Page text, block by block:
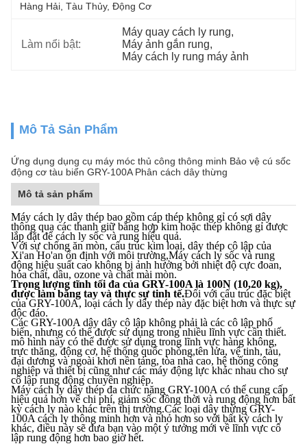
Hàng Hải, Tàu Thủy, Động Cơ
Làm nổi bật:
Máy quay cách ly rung,
Máy ảnh gắn rung,
Máy cách ly rung máy ảnh
Mô Tả Sản Phẩm
Ứng dụng dụng cụ máy móc thủ công thông minh Bảo vệ cú sốc
động cơ tàu biển GRY-100A Phân cách dây thừng
Mô tả sản phẩm
Máy cách ly dây thép bao gồm cáp thép không gỉ có sợi dây
thông qua các thanh giữ bằng hợp kim hoặc thép không gỉ được
lắp đặt để cách ly sốc và rung hiệu quả.
Với sự chống ăn mòn, cấu trúc kim loại, dây thép cô lập của
Xi'an Ho'an ổn định với môi trường,Máy cách ly sốc và rung
động hiệu suất cao không bị ảnh hưởng bởi nhiệt độ cực đoan,
hóa chất, dầu, ozone và chất mài mòn.
Trọng lượng tĩnh tối đa của GRY-100A là 100N (10,20 kg),
được làm bằng tay và thực sự tinh tế.Đối với cấu trúc đặc biệt
của GRY-100A, loại cách ly dây thép này đặc biệt hơn và thực sự
độc đáo.
Các GRY-100A dây dây cô lập không phải là các cô lập phổ
biến, nhưng có thể được sử dụng trong nhiều lĩnh vực cần thiết.
mô hình này có thể được sử dụng trong lĩnh vực hàng không,
trực thăng, động cơ, hệ thống quốc phòng,tên lửa, vệ tinh, tàu,
đại dương và ngoài khơi nền tảng, tòa nhà cao, hệ thống công
nghiệp và thiết bị cũng như các máy động lực khác nhau cho sự
cô lập rung động chuyên nghiệp.
Máy cách ly dây thép đa chức năng GRY-100A có thể cung cấp
hiệu quả hơn về chi phí, giảm sốc đồng thời và rung động hơn bất
kỳ cách ly nào khác trên thị trường.Các loại dây thừng GRY-
100A cách ly thông minh hơn và nhỏ hơn so với bất kỳ cách ly
khác, điều này sẽ đưa bạn vào một ý tưởng mới về lĩnh vực cô
lập rung động hơn bao giờ hết.